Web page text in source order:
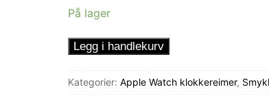
På lager
Klokkereim
Imperial
Legg i handlekurv
Kategorier: Apple Watch klokkereimer,